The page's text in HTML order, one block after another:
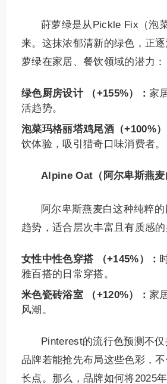
莳萝绿是从Pickle Fix（泡
来。这抹浓郁清新的绿色，正
萝绿在家居、餐饮领域的潜力：
绿色厨房设计 （+155%）： 家
活趋势。
泡菜玛格丽塔鸡尾酒（+100%）
饮体验，吸引猎奇口味消费者。
Alpine Oat（阿尔卑斯燕麦
阿尔卑斯燕麦白这种纯粹
趋势，适合层次丰富且有质感
女性中性色穿搭 （+145%）：
雅百搭的日常穿搭。
米色瓷砖浴室 （+120%）： 家
风潮。
Pinterest的流行色预测不
品牌若能抢先布局这些色彩，
长点。那么，品牌如何将2025